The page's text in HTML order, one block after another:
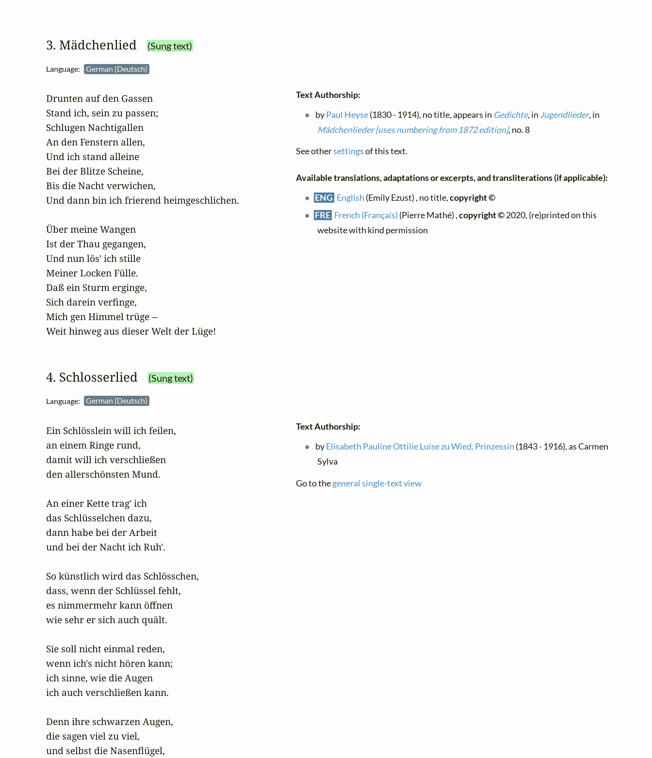
3. Mädchenlied (Sung text)
Language: German (Deutsch)
Drunten auf den Gassen
Stand ich, sein zu passen;
Schlugen Nachtigallen
An den Fenstern allen,
Und ich stand alleine
Bei der Blitze Scheine,
Bis die Nacht verwichen,
Und dann bin ich frierend heimgeschlichen.
Über meine Wangen
Ist der Thau gegangen,
Und nun lös' ich stille
Meiner Locken Fülle.
Daß ein Sturm erginge,
Sich darein verfinge,
Mich gen Himmel trüge --
Weit hinweg aus dieser Welt der Lüge!
Text Authorship:
byPaul Heyse(1830 - 1914), no title, appears in Gedichte, in Jugendlieder, in
Mädchenlieder [uses numbering from 1872 edition], no. 8
See othersettingsof this text.
Available translations, adaptations or excerpts, and transliterations (if applicable):
ENG English (Emily Ezust) , no title,copyright ©
FRE French (Français) (Pierre Mathé) ,copyright ©2020, (re)printed on this
website with kind permission
4. Schlosserlied (Sung text)
Language: German (Deutsch)
Ein Schlösslein will ich feilen,
an einem Ringe rund,
damit will ich verschließen
den allerschönsten Mund.
An einer Kette trag' ich
das Schlüsselchen dazu,
dann habe bei der Arbeit
und bei der Nacht ich Ruh'.
So künstlich wird das Schlösschen,
dass, wenn der Schlüssel fehlt,
es nimmermehr kann öffnen
wie sehr er sich auch quält.
Sie soll nicht einmal reden,
wenn ich's nicht hören kann;
ich sinne, wie die Augen
ich auch verschließen kann.
Denn ihre schwarzen Augen,
die sagen viel zu viel,
und selbst die Nasenflügel,
Text Authorship:
byElisabeth Pauline Ottilie Luise zu Wied, Prinzessin (1843 - 1916), as Carmen
Sylva
Go to thegeneral single-text view